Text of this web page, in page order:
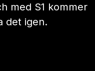
med S1 kommer
det igen.